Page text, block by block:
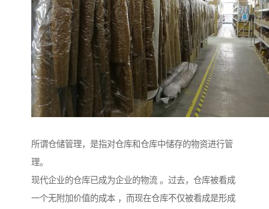
所谓仓储管理，是指对仓库和仓库中储存的物资进行管
理。
现代企业的仓库已成为企业的物流 。过去，仓库被看成
一个无附加价值的成本 ，而现在仓库不仅被看成是形成